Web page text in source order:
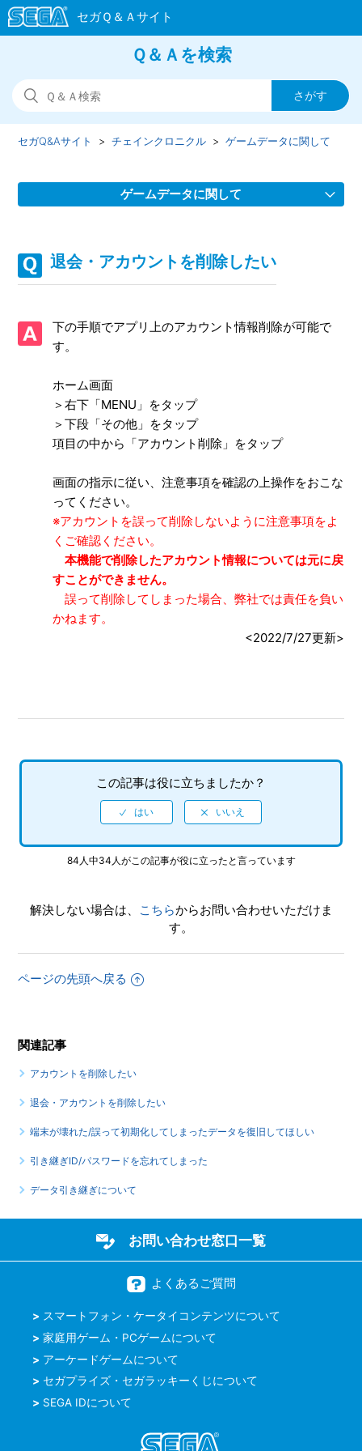
Ｑ＆Ａを検索
セガQ&Aサイト チェインクロニクル ゲームデータに関して
ゲームデータに関して
プデートがおこなえない
引き継ぎID/パスワードを忘れてしまった
端末が壊れた/誤って初期化してしまったデータを復旧して
ほしい
退会・アカウントを削除したい
下の手順でアプリ上のアカウント情報削除が可能で
す。
ホーム画面
＞右下「MENU」をタップ
＞下段「その他」をタップ
項目の中から「アカウント削除」をタップ
画面の指示に従い、注意事項を確認の上操作をおこな
ってください。
※アカウントを誤って削除しないように注意事項をよ
くご確認ください。
本機能で削除したアカウント情報については元に戻
すことができません。
誤って削除してしまった場合、弊社では責任を負い
かねます。
<2022/7/27更新>
この記事は役に立ちましたか？
84人中34人がこの記事が役に立ったと言っています
解決しない場合は、 こちらからお問い合わせいただけま
す。
ページの先頭へ戻る
関連記事
アカウントを削除したい
退会・アカウントを削除したい
端末が壊れた/誤って初期化してしまったデータを復旧してほしい
引き継ぎID/パスワードを忘れてしまった
データ引き継ぎについて
お問い合わせ窓口一覧
よくあるご質問
スマートフォン・ケータイコンテンツについて
家庭用ゲーム・PCゲームについて
アーケードゲームについて
セガプライズ・セガラッキーくじについて
SEGA IDについて